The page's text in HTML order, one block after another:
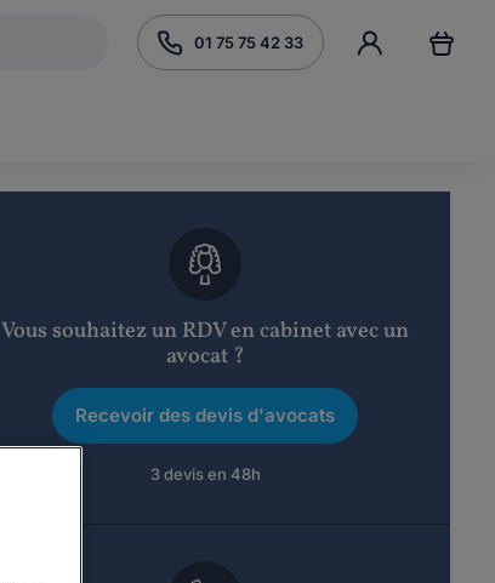
01 75 75 42 33
Vous souhaitez un RDV en cabinet avec un
avocat ?
Recevoir des devis d'avocats
3 devis en 48h